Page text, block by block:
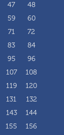
47
48
59
60
71
72
83
84
95
96
107
108
119
120
131
132
143
144
155
156